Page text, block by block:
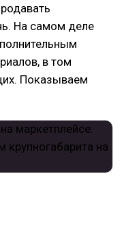
На самом деле
в том
Показываем